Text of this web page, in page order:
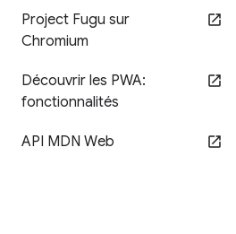
Project Fugu sur
Chromium
Découvrir les PWA:
fonctionnalités
API MDN Web